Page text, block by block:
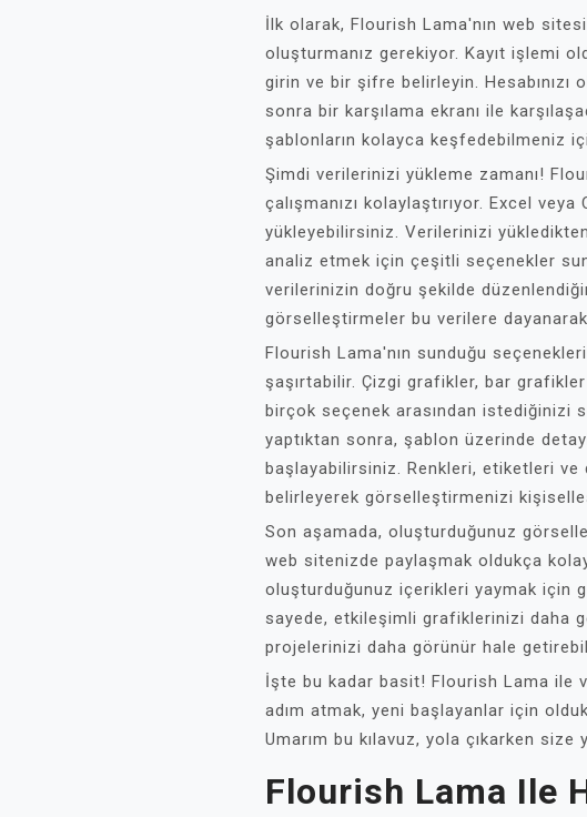
İlk olarak, Flourish Lama'nın web
oluşturmanız gerekiyor. Kayıt işlemi
girin ve bir şifre belirleyin. Hesabınızı
sonra bir karşılama ekranı ile
şablonların kolayca keşfedebilmeniz
Şimdi verilerinizi yükleme zamanı!
çalışmanızı kolaylaştırıyor. Excel veya
yükleyebilirsiniz. Verilerinizi
analiz etmek için çeşitli seçenekler
verilerinizin doğru şekilde
görselleştirmeler bu verilere
Flourish Lama'nın sunduğu
şaşırtabilir. Çizgi grafikler, bar
birçok seçenek arasından istediğinizi
yaptıktan sonra, şablon üzerinde
başlayabilirsiniz. Renkleri, etiketleri ve
belirleyerek görselleştirmenizi
Son aşamada, oluşturduğunuz
web sitenizde paylaşmak oldukça
oluşturduğunuz içerikleri yaymak için
sayede, etkileşimli grafiklerinizi daha
projelerinizi daha görünür hale
İşte bu kadar basit! Flourish Lama ile
adım atmak, yeni başlayanlar için
Umarım bu kılavuz, yola çıkarken size
Flourish Lama Ile